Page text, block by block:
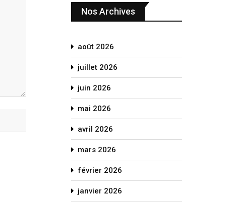
Nos Archives
août 2026
juillet 2026
juin 2026
mai 2026
avril 2026
mars 2026
février 2026
janvier 2026